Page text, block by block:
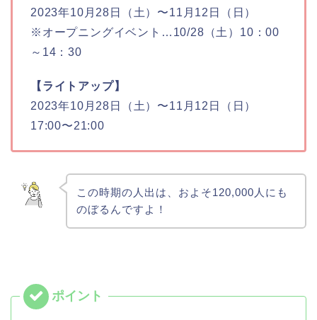
2023年10月28日（土）〜11月12日（日）
※オープニングイベント…10/28（土）10：00
～14：30
【ライトアップ】
2023年10月28日（土）〜11月12日（日）
17:00〜21:00
この時期の人出は、およそ120,000人にも
のぼるんですよ！